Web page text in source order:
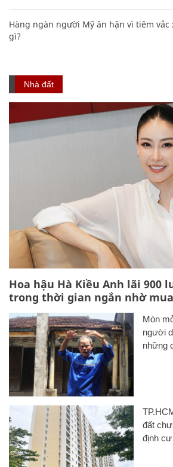
Hàng ngàn người Mỹ ân hận vì tiêm vắc
gì?
Nhà đất
Hoa hậu Hà Kiều Anh lãi 900
trong thời gian ngắn nhờ
Mòn
người
những
đất
định cư